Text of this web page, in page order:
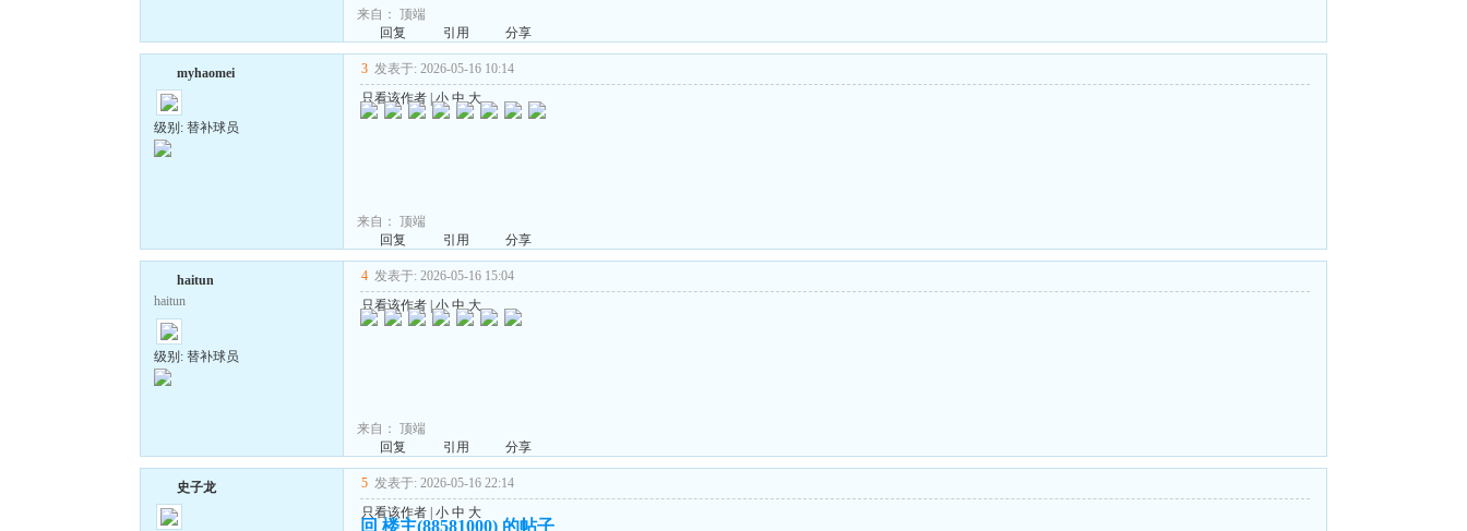
来自： 顶端
回复
引用 分享
myhaomei
级别: 替补球员
3 发表于: 2026-05-16 10:14
只看该作者|小 中 大
来自： 顶端
回复
引用 分享
haitun
haitun
级别: 替补球员
4 发表于: 2026-05-16 15:04
只看该作者|小 中 大
来自： 顶端
回复
引用 分享
史子龙 5 发表于: 2026-05-16 22:14
只看该作者| 小 中 大
回 楼主(88581000) 的帖子